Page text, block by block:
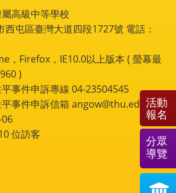
高級中等學校
屯區臺灣大道四段1727號 電話：
，Firefox，IE10.0以上版本 ( 螢幕最
)
事件申訴專線 04-23504545
事件申訴信箱 angow@thu.edu.tw
位訪客
活動
報名
分眾
導覽